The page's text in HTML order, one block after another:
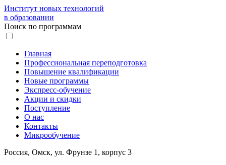
Институт новых технологий
в образовании
Поиск по программам
Главная
Профессиональная переподготовка
Повышение квалификации
Новые программы
Экспресс-обучение
Акции и скидки
Поступление
О нас
Контакты
Микрообучение
Россия, Омск, ул. Фрунзе 1, корпус 3